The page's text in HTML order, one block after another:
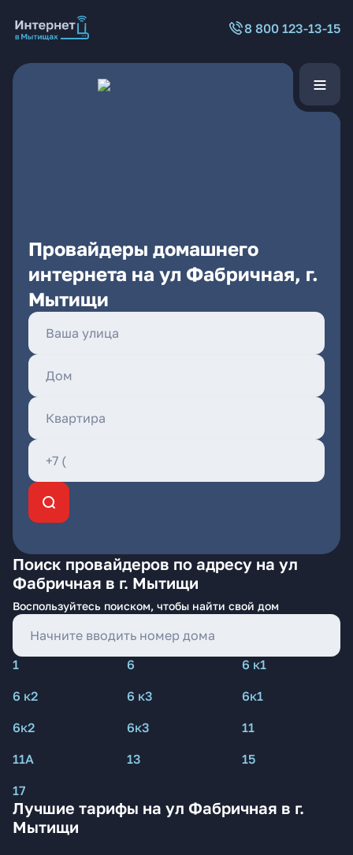
8 800 123-13-15
Провайдеры домашнего
интернета на ул Фабричная, г.
Мытищи
Поиск провайдеров по адресу на ул
Фабричная в г. Мытищи
Воспользуйтесь поиском, чтобы найти свой дом
1 6
6 к1
6 к2
6 к3
6к1
6к2
6к3
11
11А
13
15
17
Лучшие тарифы на ул Фабричная в г.
Мытищи